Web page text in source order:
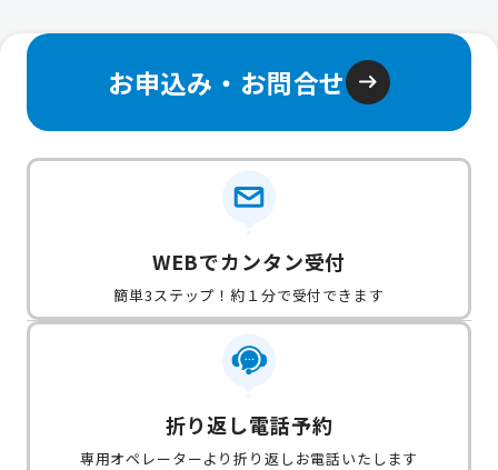
お申込み・お問合せ
WEBでカンタン受付
簡単3ステップ！約１分で受付できます
折り返し電話予約
専用オペレーターより折り返しお電話いたします